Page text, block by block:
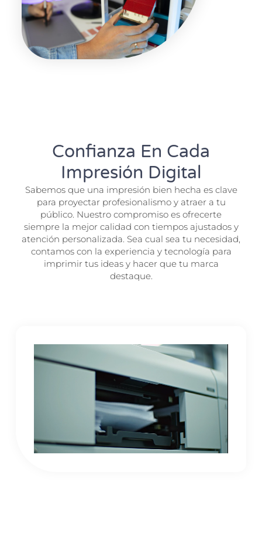
Confianza En Cada
Impresión Digital
Sabemos que una impresión bien hecha es clave
para proyectar profesionalismo y atraer a tu
público. Nuestro compromiso es ofrecerte
siempre la mejor calidad con tiempos ajustados y
atención personalizada. Sea cual sea tu necesidad,
contamos con la experiencia y tecnología para
imprimir tus ideas y hacer que tu marca
destaque.